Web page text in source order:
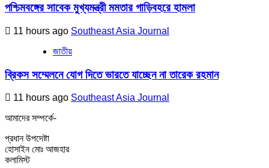
পশ্চিমবঙ্গের সাবেক মুখ্যমন্ত্রী মমতার গাড়িবহরে হামলা
11 hours ago Southeast Asia Journal
জাতীয়
ব্রিকস সম্মেলনে যোগ দিতে ভারতে যাচ্ছেন না তারেক রহমান
11 hours ago Southeast Asia Journal
আমাদের সম্পর্কে-
প্রধান উপদেষ্টা
হোসাইন মোঃ আজহার
কলামিস্ট